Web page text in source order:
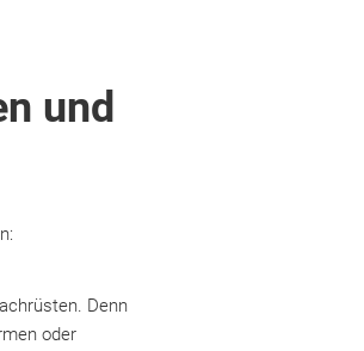
und
Denn
oder